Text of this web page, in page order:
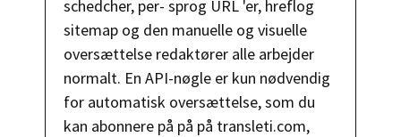
schedcher, per- sprog URL 'er, hreflog
sitemap og den manuelle og visuelle
oversættelse redaktører alle arbejder
normalt. En API-nøgle er kun nødvendig
for automatisk oversættelse, som du
kan abonnere på på på transleti.com,